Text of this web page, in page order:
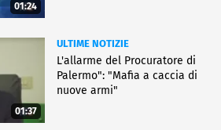
01:24
01:37
ULTIME NOTIZIE
L'allarme del Procuratore di
Palermo": "Mafia a caccia di
nuove armi"